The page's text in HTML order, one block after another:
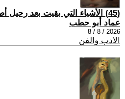
(45) الأشياء التي بقيت بعد رحيل أصحابها
عماد أبو حطب
2026 / 8 / 8
الادب والفن